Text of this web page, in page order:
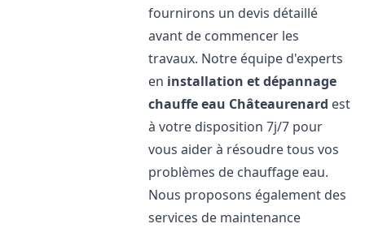
fournirons un devis détaillé
avant de commencer les
travaux. Notre équipe d'experts
en installation et dépannage
chauffe eau Châteaurenard est
à votre disposition 7j/7 pour
vous aider à résoudre tous vos
problèmes de chauffage eau.
Nous proposons également des
services de maintenance